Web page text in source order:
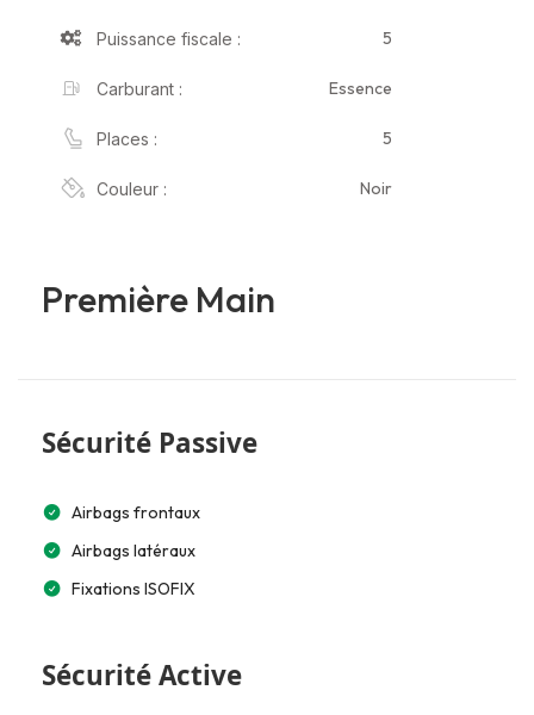
Puissance fiscale : 5
Carburant : Essence
Places : 5
Couleur : Noir
Première Main
Sécurité Passive
Airbags frontaux
Airbags latéraux
Fixations ISOFIX
Sécurité Active